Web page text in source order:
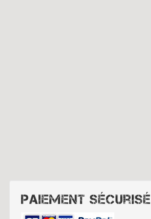
Paiement sécurisé